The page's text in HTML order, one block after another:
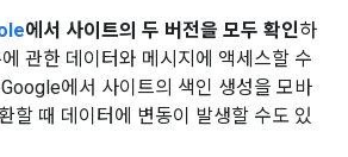
에서 사이트의 두 버전을 모두 확인하
관한 데이터와 메시지에 액세스할 수
에서 사이트의 색인 생성을 모바
할 때 데이터에 변동이 발생할 수도 있